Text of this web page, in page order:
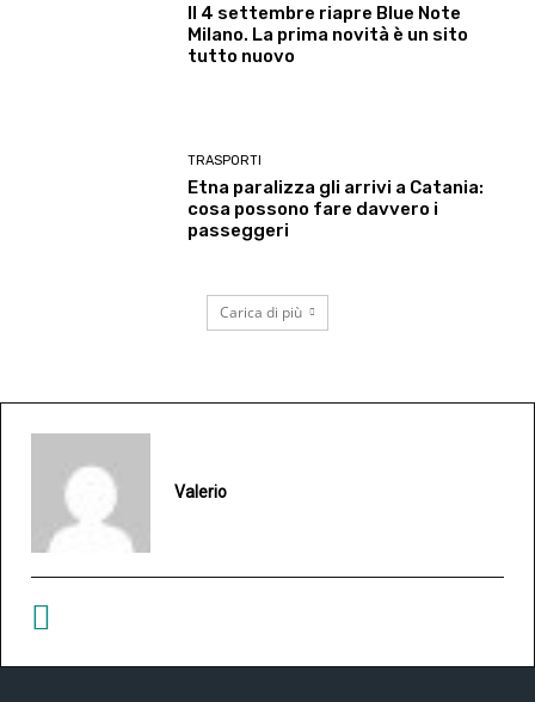
Il 4 settembre riapre Blue Note
Milano. La prima novità è un sito
tutto nuovo
TRASPORTI
Etna paralizza gli arrivi a Catania:
cosa possono fare davvero i
passeggeri
Carica di più
Valerio